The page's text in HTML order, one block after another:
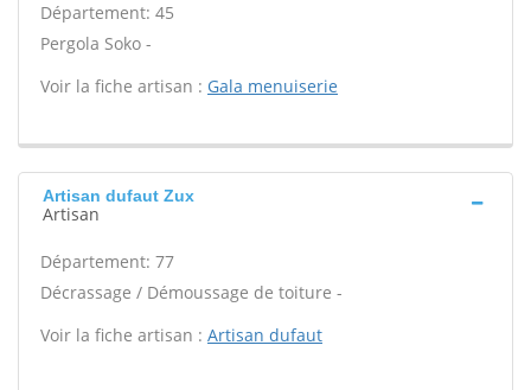
Département: 45
Pergola Soko -
Voir la fiche artisan : Gala menuiserie
Artisan dufaut Zux
Artisan
Département: 77
Décrassage / Démoussage de toiture -
Voir la fiche artisan : Artisan dufaut